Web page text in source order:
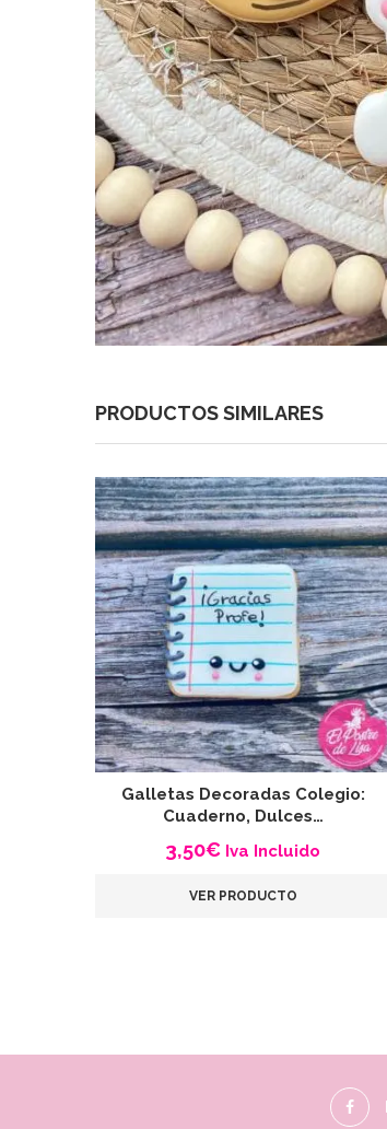
PRODUCTOS SIMILARES
Galletas Decoradas Colegio:
Cuaderno, Dulces…
3,50€ Iva Incluido
VER PRODUCTO